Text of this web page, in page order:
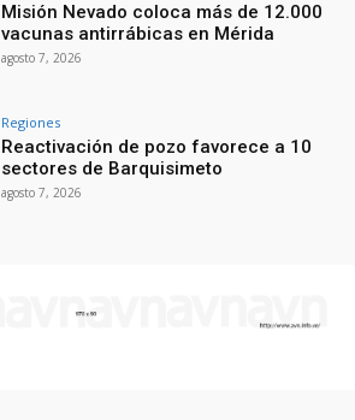
Misión Nevado coloca más de 12.000
vacunas antirrábicas en Mérida
agosto 7, 2026
Regiones
Reactivación de pozo favorece a 10
sectores de Barquisimeto
agosto 7, 2026